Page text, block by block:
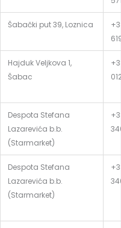
Šabački put 39, Loznica
Hajduk Veljkova 1,
Šabac
Despota Stefana
Lazarevića b.b.
(Starmarket)
Despota Stefana
Lazarevića b.b.
(Starmarket)